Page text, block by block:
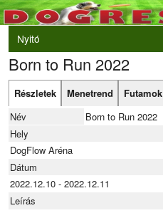
Nyitó
Belépés
VB és EO válogatók
Élő eredmények
Rendezvények
Kutyák
Tulajdonosok/Felvezetők
Born to Run 2022
Részletek Menetrend Futamok
Név
Born to Run 2022
Hely
DogFlow Aréna
Dátum
2022.12.10 - 2022.12.11
Leírás